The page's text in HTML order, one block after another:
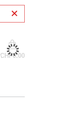
CHF0.00